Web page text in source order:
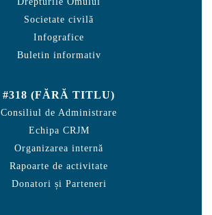
Societate civilă
Infografice
Buletin informativ
#318 (FĂRĂ TITLU)
Consiliul de Administrare
Echipa CRJM
Organizarea internă
Rapoarte de activitate
Donatori și Parteneri